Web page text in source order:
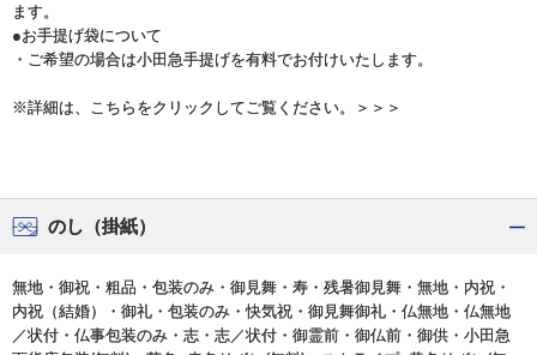
ます。
●お手提げ袋について
・ご希望の場合は小田急手提げを有料でお付けいたします。
※詳細は、こちらをクリックしてご覧ください。＞＞＞
のし（掛紙）
無地・御祝・粗品・包装のみ・御見舞・寿・残暑御見舞・無地・内祝・
内祝（結婚）・御礼・包装のみ・快気祝・御見舞御礼・仏無地・仏無地
／状付・仏事包装のみ・志・志／状付・御霊前・御仏前・御供・小田急